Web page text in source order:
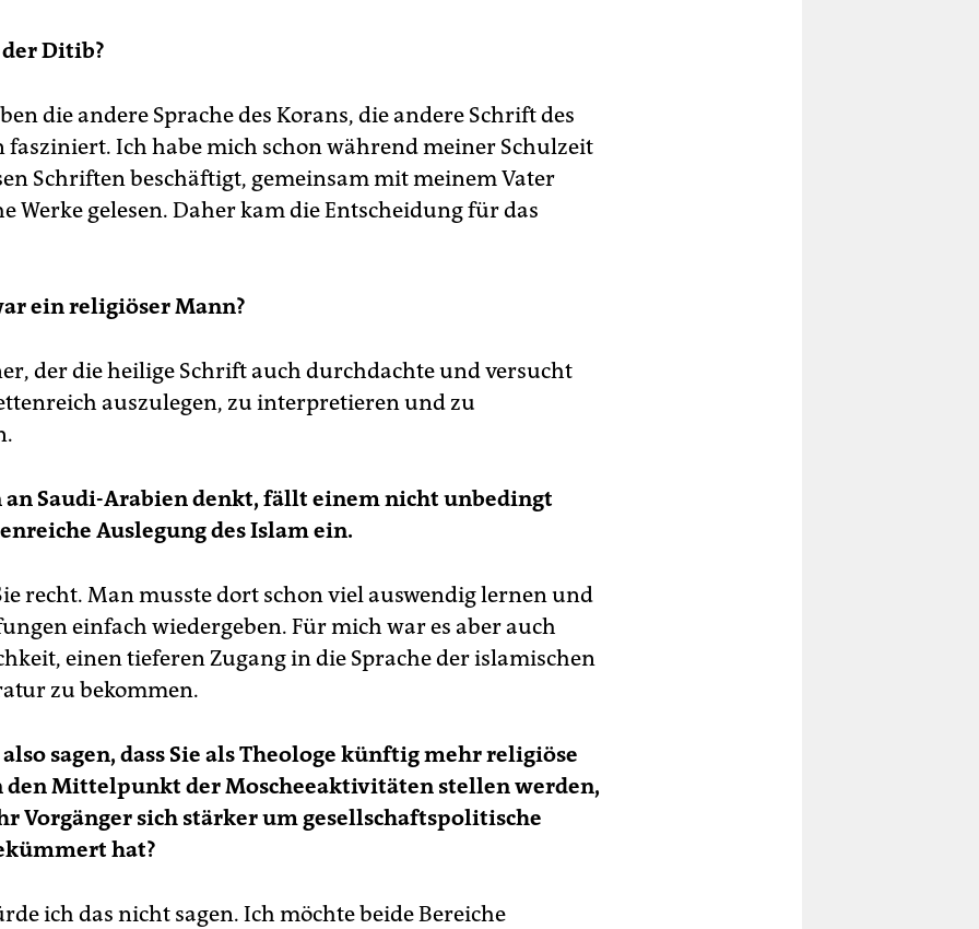
zurück. Es habe sich um turnusgemäße
Ditib?
die andere Sprache des Korans, die andere Schrift des
fasziniert. Ich habe mich schon während meiner Schulzeit
Schriften beschäftigt, gemeinsam mit meinem Vater
Werke gelesen. Daher kam die Entscheidung für das
ein religiöser Mann?
der die heilige Schrift auch durchdachte und versucht
auszulegen, zu interpretieren und zu
an Saudi-Arabien denkt, fällt einem nicht unbedingt
Auslegung des Islam ein.
recht. Man musste dort schon viel auswendig lernen und
einfach wiedergeben. Für mich war es aber auch
einen tieferen Zugang in die Sprache der islamischen
zu bekommen.
sagen, dass Sie als Theologe künftig mehr religiöse
den Mittelpunkt der Moscheeaktivitäten stellen werden,
Vorgänger sich stärker um gesellschaftspolitische
hat?
ich das nicht sagen. Ich möchte beide Bereiche